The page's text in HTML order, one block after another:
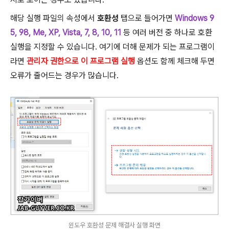
해당 실행 파일의 속성에서 호환성 탭으로 들어가면 Windows 9
5, 98, Me, XP, Vista, 7, 8, 10, 11 등 여러 버전 중 하나로 호환
실행을 지정할 수 있습니다. 여기에 더해 문제가 되는 프로그램이
라면 관리자 권한으로 이 프로그램 실행 옵션도 함께 체크해 두면
오류가 줄어드는 경우가 많습니다.
윈도우 호환성 문제 해결사 실행 화면